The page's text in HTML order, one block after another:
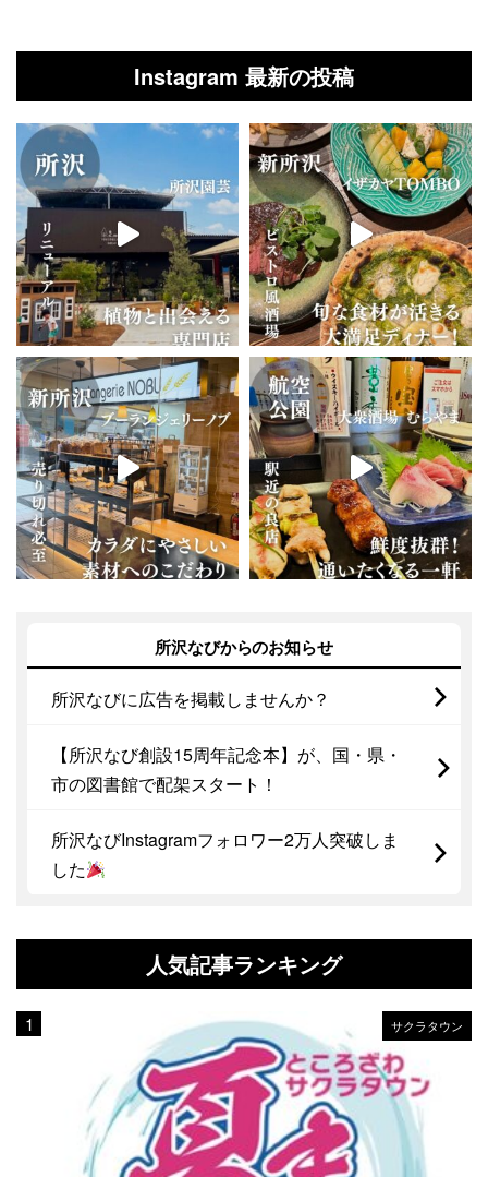
Instagram 最新の投稿
所沢なびからのお知らせ
所沢なびに広告を掲載しませんか？
【所沢なび創設15周年記念本】が、国・県・
市の図書館で配架スタート！
所沢なびInstagramフォロワー2万人突破しま
した
人気記事ランキング
サクラタウン